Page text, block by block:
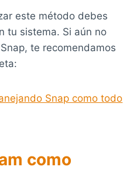
este método debes
tu sistema. Si aún no
te recomendamos
Snap como todo
como